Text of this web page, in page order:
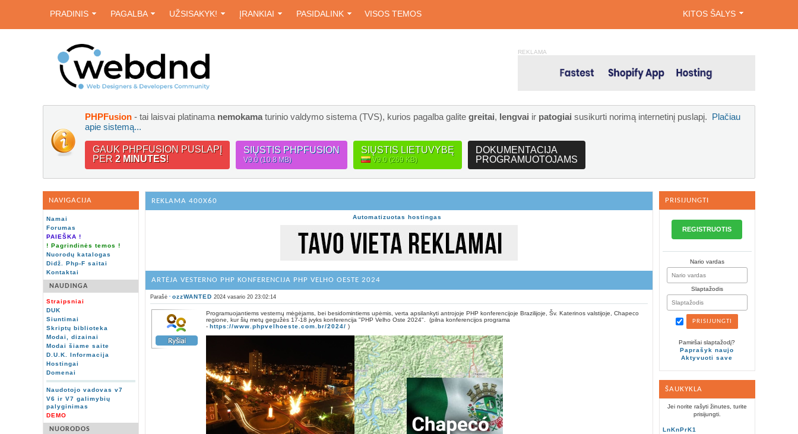
PRADINIS PAGALBA UŽSISAKYK! ĮRANKIAI PASIDALINK VISOS TEMOS KITOS ŠALYS
REKLAMA
PHPFusion - tai laisvai platinama nemokama turinio valdymo sistema (TVS), kurios pagalba galite greitai, lengvai ir patogiai susikurti norimą internetinį puslapį. Plačiau
apie sistemą...
GAUK PHPFUSION PUSLAPĮ
PER 2 MINUTES!
SIŲSTIS PHPFUSION
V9.0 (10.8 MB)
SIŲSTIS LIETUVYBĘ
V9.0 (269 KB)
DOKUMENTACIJA
PROGRAMUOTOJAMS
NAVIGACIJA
Namai
Forumas
PAIEŠKA !
! Pagrindinės temos !
Nuorodų katalogas
Didž. Php-F saitai
Kontaktai
NAUDINGA
Straipsniai
DUK
Siuntimai
Skriptų biblioteka
Modai, dizainai
Modai šiame saite
D.U.K. Informacija
Hostingai
Domenai
Naudotojo vadovas v7
V6 ir V7 galimybių
palyginimas
DEMO
NUORODOS
PRISIJUNGTI
REGISTRUOTIS
Nario vardas
Slaptažodis
Pamiršai slaptažodį?
Paprašyk naujo
Aktyvuoti save
ŠAUKYKLA
Jei norite rašyti žinutes, turite
prisijungti.
LnKnPrK1
REKLAMA 400X60
Automatizuotas hostingas
ARTĖJA VESTERNO PHP KONFERENCIJA PHP VELHO OESTE 2024
Parašė ozzWANTED 2024 vasario 20 23:02:14
Programuojantiems vesternų mėgėjams, bei besidomintiems upėmis, verta apsilankyti antrojoje PHP konferencijoje Brazilijoje, Šv. Katerinos valstijoje, Chapeco
regione, kur šių metų gegužės 17-18 įvyks konferencija "PHP Velho Oste 2024". (pilna konferencijos programa
-https://www.phpvelhoeste.com.br/2024/ )